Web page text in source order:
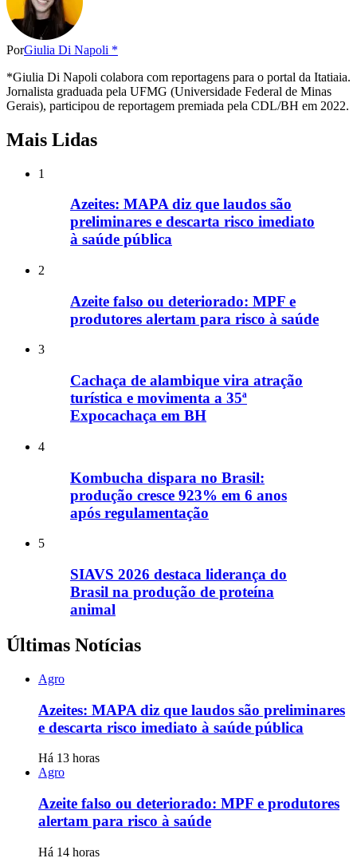
PorGiulia Di Napoli *
*Giulia Di Napoli colabora com reportagens para o portal da Itatiaia.
Jornalista graduada pela UFMG (Universidade Federal de Minas
Gerais), participou de reportagem premiada pela CDL/BH em 2022.
Mais Lidas
1
Azeites: MAPA diz que laudos são
preliminares e descarta risco imediato
à saúde pública
2
Azeite falso ou deteriorado: MPF e
produtores alertam para risco à saúde
3
Cachaça de alambique vira atração
turística e movimenta a 35ª
Expocachaça em BH
4
Kombucha dispara no Brasil:
produção cresce 923% em 6 anos
após regulamentação
5
SIAVS 2026 destaca liderança do
Brasil na produção de proteína
animal
Últimas Notícias
Agro
Azeites: MAPA diz que laudos são preliminares
e descarta risco imediato à saúde pública
Há 13 horas
Agro
Azeite falso ou deteriorado: MPF e produtores
alertam para risco à saúde
Há 14 horas